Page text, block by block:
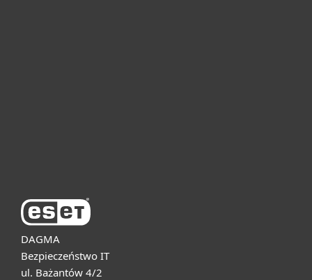
DAGMA
Bezpieczeństwo IT
ul. Bażantów 4/2